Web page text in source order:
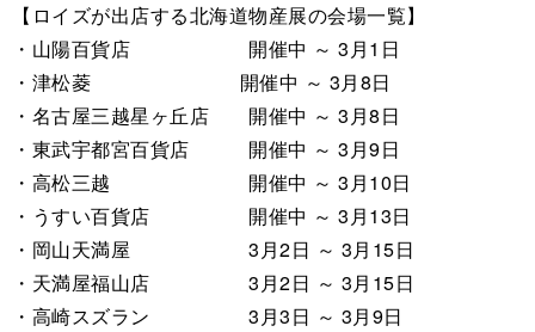
【ロイズが出店する北海道物産展の会場一覧】
・山陽百貨店 開催中 ～ 3月1日
・津松菱 開催中 ～ 3月8日
・名古屋三越星ヶ丘店 開催中 ～ 3月8日
・東武宇都宮百貨店 開催中 ～ 3月9日
・高松三越 開催中 ～ 3月10日
・うすい百貨店 開催中 ～ 3月13日
・岡山天満屋 3月2日 ～ 3月15日
・天満屋福山店 3月2日 ～ 3月15日
・高崎スズラン 3月3日 ～ 3月9日